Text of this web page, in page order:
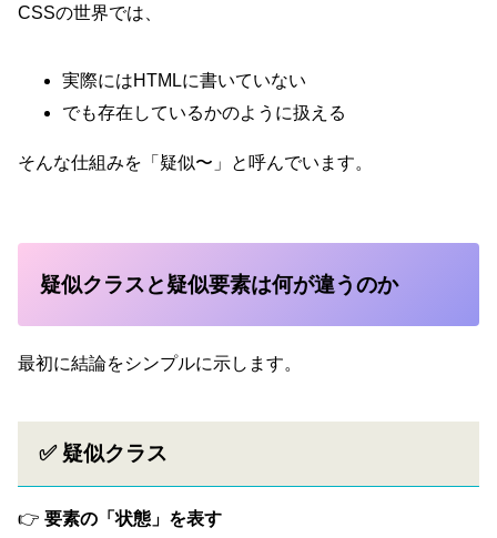
CSSの世界では、
実際にはHTMLに書いていない
でも存在しているかのように扱える
そんな仕組みを「疑似〜」と呼んでいます。
疑似クラスと疑似要素は何が違うのか
最初に結論をシンプルに示します。
✅ 疑似クラス
👉 要素の「状態」を表す